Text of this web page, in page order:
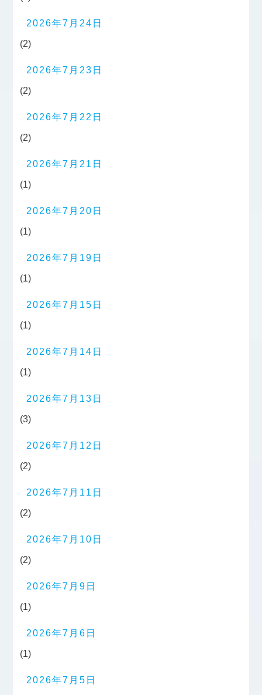
2026年7月24日
(2)
2026年7月23日
(2)
2026年7月22日
(2)
2026年7月21日
(1)
2026年7月20日
(1)
2026年7月19日
(1)
2026年7月15日
(1)
2026年7月14日
(1)
2026年7月13日
(3)
2026年7月12日
(2)
2026年7月11日
(2)
2026年7月10日
(2)
2026年7月9日
(1)
2026年7月6日
(1)
2026年7月5日